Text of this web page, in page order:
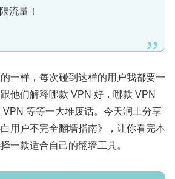
流量！
一样，每次碰到这样的用户我都要一
他们解释哪款 VPN 好，哪款 VPN
等等一大堆废话。今天润土分享
用户不完全翻墙指南》，让你看完本
一款适合自己的翻墙工具。